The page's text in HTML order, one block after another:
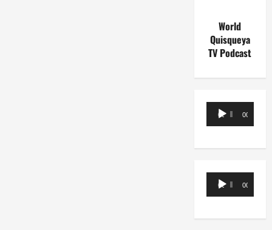
World
Quisqueya
TV Podcast
Reproductor
de
00:00 00:00
Reproductor
de
00:00 00:00